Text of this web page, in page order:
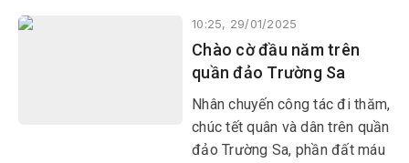
tâm thức người Việt từ bao
đời nay, người dân đi lễ chùa
để cầu phúc, cầu may cho gia
đình với mong muốn những
điều tốt đẹp nhất trong năm
mới.
10:25, 29/01/2025
Chào cờ đầu năm trên
quần đảo Trường Sa
Nhân chuyến công tác đi thăm,
chúc tết quân và dân trên quần
đảo Trường Sa, phần đất máu